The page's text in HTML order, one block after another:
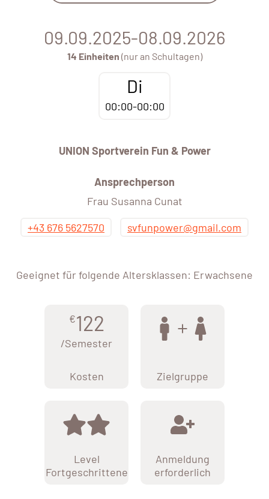
09.09.2025-08.09.2026
14 Einheiten (nur an Schultagen)
Di
00:00-00:00
UNION Sportverein Fun & Power
Ansprechperson
Frau Susanna Cunat
+43 676 5627570
svfunpower@gmail.com
Geeignet für folgende Altersklassen: Erwachsene
€122
/Semester
Kosten Zielgruppe
Level
Fortgeschrittene
Anmeldung
erforderlich